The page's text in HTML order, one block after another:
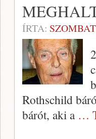
ÍRTA: SZOMBAT
Rothschild
bárót, aki a …